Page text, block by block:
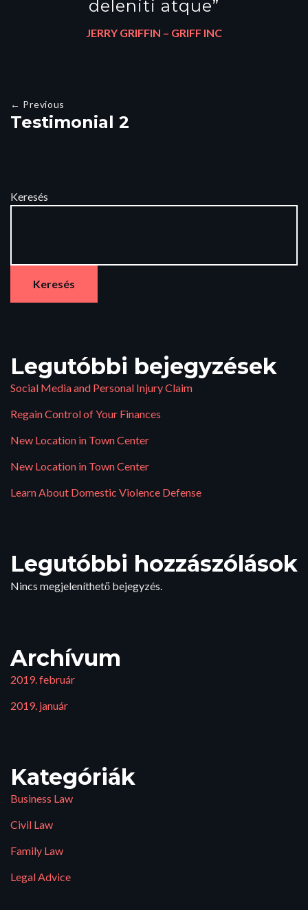
deleniti atque”
JERRY GRIFFIN – GRIFF INC
← Previous
Testimonial 2
Keresés
Keresés
Legutóbbi bejegyzések
Social Media and Personal Injury Claim
Regain Control of Your Finances
New Location in Town Center
New Location in Town Center
Learn About Domestic Violence Defense
Legutóbbi hozzászólások
Nincs megjeleníthető bejegyzés.
Archívum
2019. február
2019. január
Kategóriák
Business Law
Civil Law
Family Law
Legal Advice